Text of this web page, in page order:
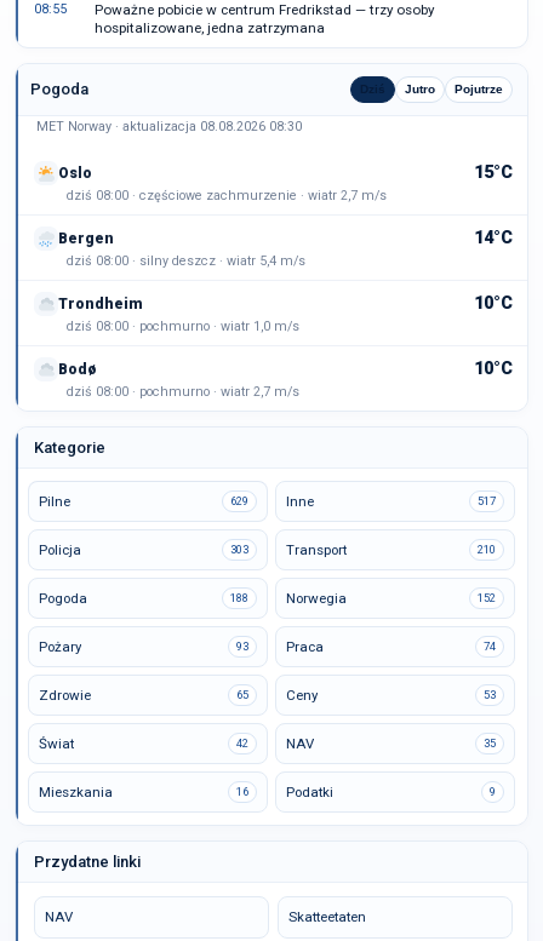
08:55
Poważne pobicie w centrum Fredrikstad — trzy osoby
hospitalizowane, jedna zatrzymana
Pogoda Dziś Jutro Pojutrze
MET Norway · aktualizacja 08.08.2026 08:30
Oslo 15°C
dziś 08:00 · częściowe zachmurzenie · wiatr 2,7 m/s
Bergen 14°C
dziś 08:00 · silny deszcz · wiatr 5,4 m/s
Trondheim 10°C
dziś 08:00 · pochmurno · wiatr 1,0 m/s
Bodø 10°C
dziś 08:00 · pochmurno · wiatr 2,7 m/s
Kategorie
Pilne 629 Inne 517
Policja 303 Transport 210
Pogoda 188 Norwegia 152
Pożary 93 Praca 74
Zdrowie 65 Ceny 53
Świat 42 NAV 35
Mieszkania 16 Podatki 9
Przydatne linki
NAV Skatteetaten